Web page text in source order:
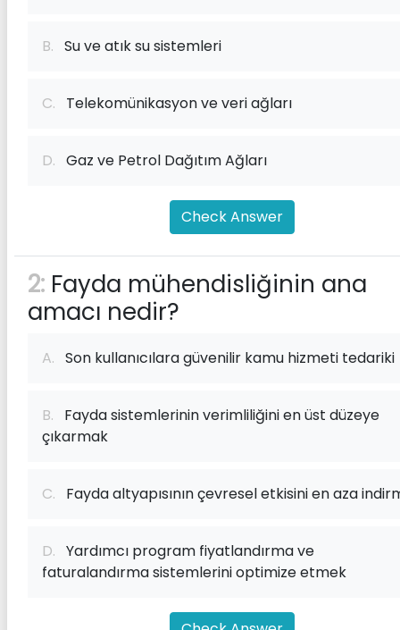
B. Su ve atık su sistemleri
C. Telekomünikasyon ve veri ağları
D. Gaz ve Petrol Dağıtım Ağları
Check Answer
2: Fayda mühendisliğinin ana
amacı nedir?
A. Son kullanıcılara güvenilir kamu hizmeti tedariki
B. Fayda sistemlerinin verimliliğini en üst düzeye
çıkarmak
C. Fayda altyapısının çevresel etkisini en aza
D. Yardımcı program fiyatlandırma ve
faturalandırma sistemlerini optimize etmek